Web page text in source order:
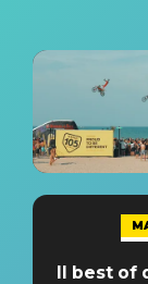
Il best of